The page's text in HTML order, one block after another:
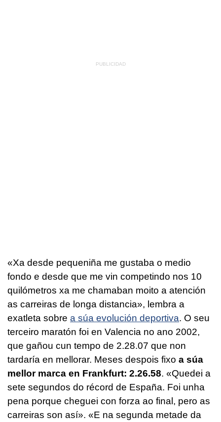
«Xa desde pequeniña me gustaba o medio
fondo e desde que me vin competindo nos 10
quilómetros xa me chamaban moito a atención
as carreiras de longa distancia», lembra a
exatleta sobre a súa evolución deportiva. O seu
terceiro maratón foi en Valencia no ano 2002,
que gañou cun tempo de 2.28.07 que non
tardaría en mellorar. Meses despois fixo a súa
mellor marca en Frankfurt: 2.26.58. «Quedei a
sete segundos do récord de España. Foi unha
pena porque cheguei con forza ao final, pero as
carreiras son así». «E na segunda metade da